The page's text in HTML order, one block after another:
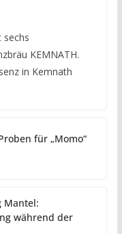
sechs
KEMNATH.
in Kemnath
für „Momo“
Mantel:
während der